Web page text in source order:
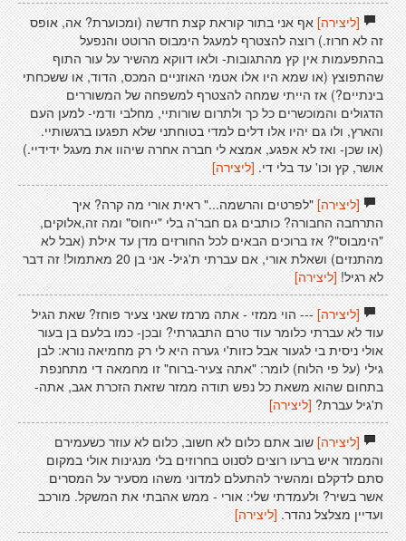
[ליצירה]אף אני בתור קוראת קצת חדשה (ומכוערת? אה, אופס
זה לא חרוז.) רוצה להצטרף למעגל הימבוס הרוטט והנפעל
בהתפעמות אין קץ מהתגובות- ולאו דווקא מהשיר על עור התוף
שהתפוצץ (או שמא היו אלו אטמי האוזניים המכס, הדוד, או ששכחתי
בינתיים?) אז הייתי שמחה להצטרף למשפחה של המשוררים
הדגולים והמוכשרים כל כך ולתרום שורותיי, מחלבי ודמי- למען העם
והארץ, ולו גם יהיו אלו דלים למדי בטוחתני שלא תפגעו ברגשותיי.
(או שכן- ואז לא אפגע, אמצא לי חברה אחרה שיהוו את מעגל ידידיי.)
אושר, קץ וכו' עד בלי די. [ליצירה]
[ליצירה]"לפרטים והרשמה..." ראית אורי מה קרה? איך
התרחבה החבורה? כותבים גם חבר'ה בלי "ייחוס" ומה זה,אלוקים,
"הימבוס"? אז ברוכים הבאים לכל החורזים מדן עד אילת (אבל לא
מהתנזים) ושאלת אורי, אם עברתי ת'גיל- אני בן 20 מאתמול! זה דבר
לא רגיל![ליצירה]
[ליצירה]--- הוי ממזי - אתה מרמז שאני צעיר פוחז? שאת הגיל
עוד לא עברתי כלומר עוד טרם התבגרתי? ובכן- כמו בלעם בן בעור
אולי ניסית בי לגעור אבל כזות'י גערה היא לי רק מחמיאה נורא: לבן
גילי (על פי הלוח) לומר: "אתה צעיר-ברוח" זו מחמאה די מתחנפת
בתחום שהוא משאת כל נפש תודה ממזר שזאת הזכרת אגב, אתה-
ת'גיל עברת?[ליצירה]
[ליצירה]שוב אתם כלום לא חשוב, כלום לא עוזר כשעמירם
והממזר איש ברעו רוצים לסנוט בחרוזים בלי מנגינות אולי במקום
סתם לדקלם ומהשיר להתעלם למדוני משהו מסעיר על המסרים
אשר בשיר? ולעמדתי שלי: אורי - ממש אהבתי את המשקל. מורכב
ועדיין מצלצל נהדר. [ליצירה]